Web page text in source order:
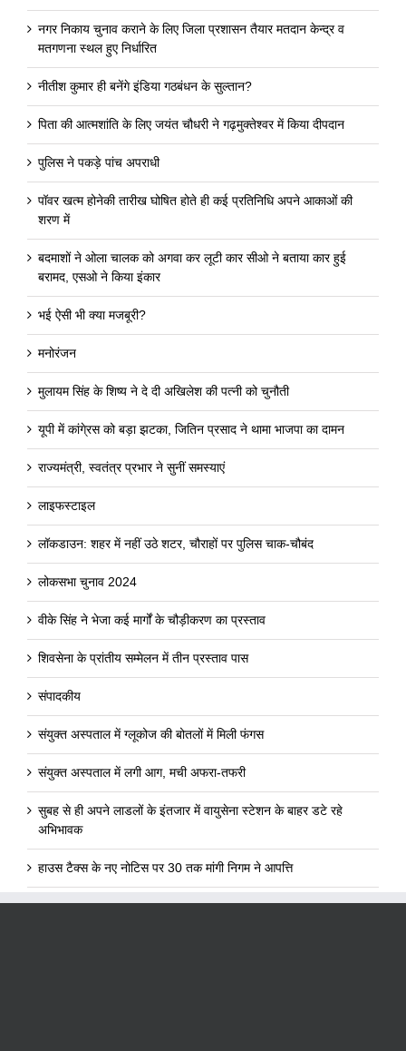
नगर निकाय चुनाव कराने के लिए जिला प्रशासन तैयार मतदान केन्द्र व
मतगणना स्थल हुए निर्धारित
नीतीश कुमार ही बनेंगे इंडिया गठबंधन के सुल्तान?
पिता की आत्मशांति के लिए जयंत चौधरी ने गढ़मुक्तेश्वर में किया दीपदान
पुलिस ने पकड़े पांच अपराधी
पॉवर खत्म होनेकी तारीख घोषित होते ही कई प्रतिनिधि अपने आकाओं की
शरण में
बदमाशों ने ओला चालक को अगवा कर लूटी कार सीओ ने बताया कार हुई
बरामद, एसओ ने किया इंकार
भई ऐसी भी क्या मजबूरी?
मनोरंजन
मुलायम सिंह के शिष्य ने दे दी अखिलेश की पत्नी को चुनौती
यूपी में कांगे्रस को बड़ा झटका, जितिन प्रसाद ने थामा भाजपा का दामन
राज्यमंत्री, स्वतंत्र प्रभार ने सुनीं समस्याएं
लाइफस्टाइल
लॉकडाउन: शहर में नहीं उठे शटर, चौराहों पर पुलिस चाक-चौबंद
लोकसभा चुनाव 2024
वीके सिंह ने भेजा कई मार्गों के चौड़ीकरण का प्रस्ताव
शिवसेना के प्रांतीय सम्मेलन में तीन प्रस्ताव पास
संपादकीय
संयुक्त अस्पताल में ग्लूकोज की बोतलों में मिली फंगस
संयुक्त अस्पताल में लगी आग, मची अफरा-तफरी
सुबह से ही अपने लाडलों के इंतजार में वायुसेना स्टेशन के बाहर डटे रहे
अभिभावक
हाउस टैक्स के नए नोटिस पर 30 तक मांगी निगम ने आपत्ति